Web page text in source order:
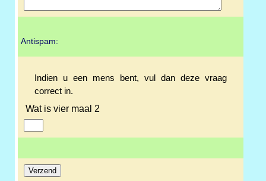
Antispam:
Indien u een mens bent, vul dan deze vraag
correct in.
Wat is vier maal 2